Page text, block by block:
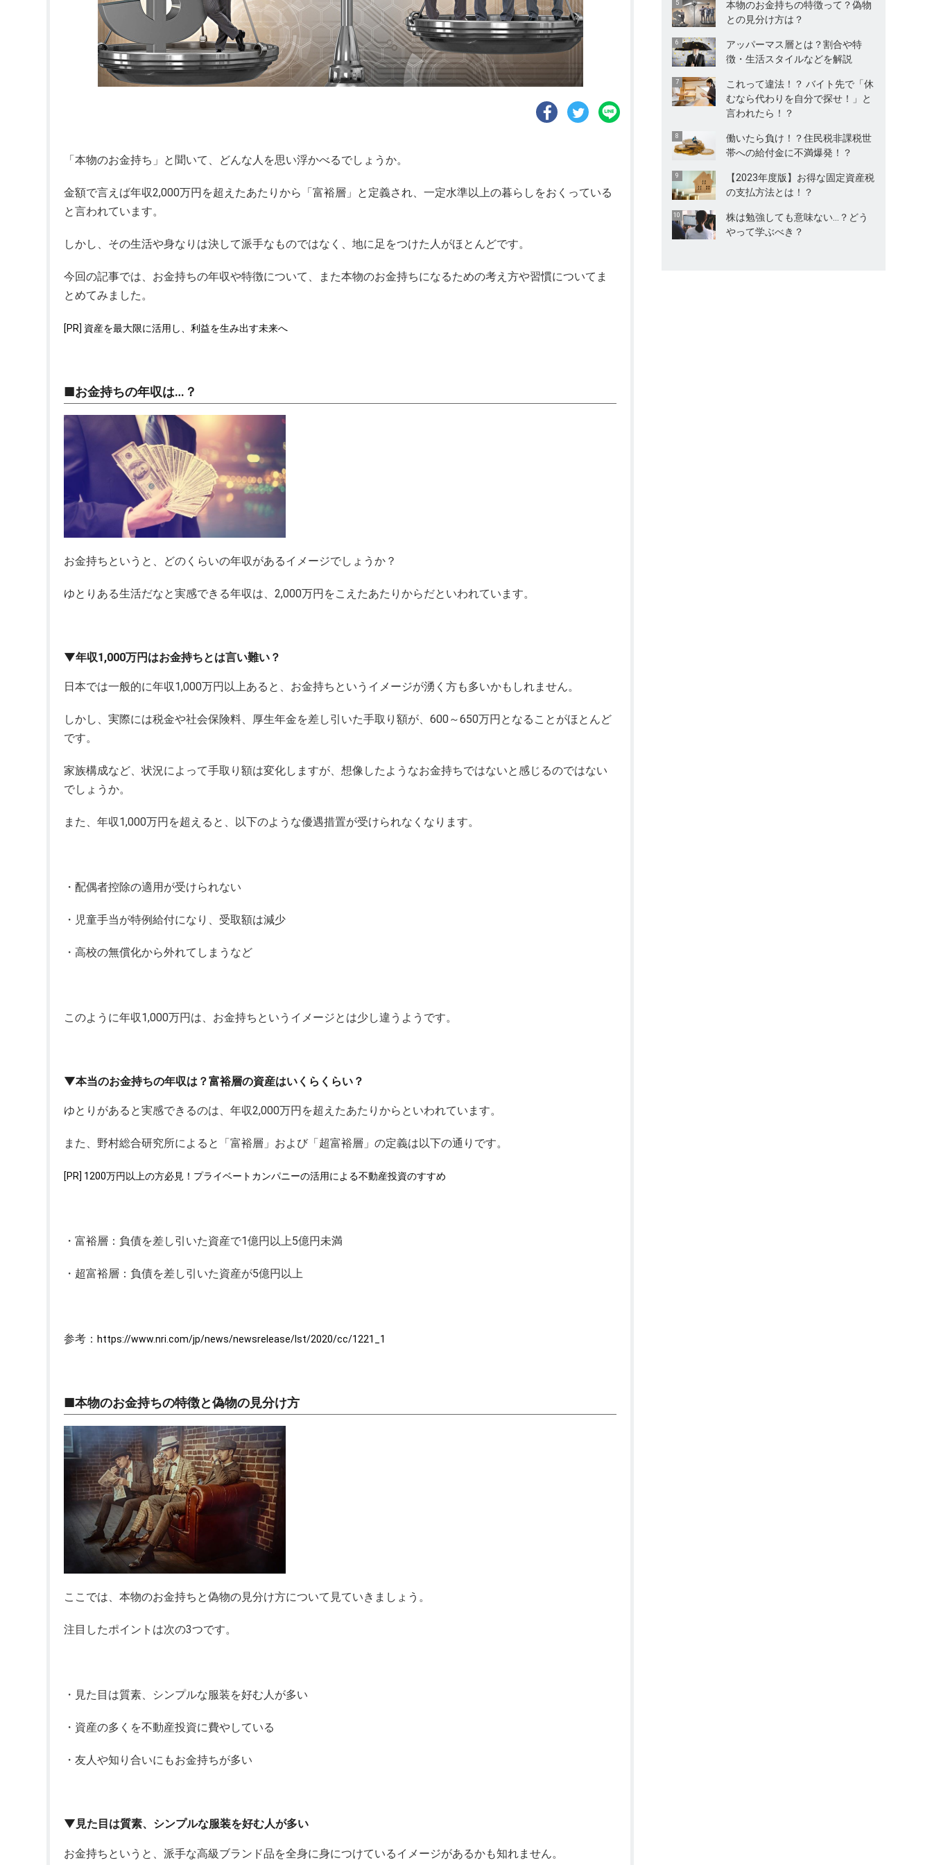
「本物のお金持ち」と聞いて、どんな人を思い浮かべるでしょうか。
金額で言えば年収2,000万円を超えたあたりから「富裕層」と定義され、一定水準以上の暮らしをおくっている
と言われています。
しかし、その生活や身なりは決して派手なものではなく、地に足をつけた人がほとんどです。
今回の記事では、お金持ちの年収や特徴について、また本物のお金持ちになるための考え方や習慣についてま
とめてみました。
[PR] 資産を最大限に活用し、利益を生み出す未来へ
■お金持ちの年収は…？
お金持ちというと、どのくらいの年収があるイメージでしょうか？
ゆとりある生活だなと実感できる年収は、2,000万円をこえたあたりからだといわれています。
▼年収1,000万円はお金持ちとは言い難い？
日本では一般的に年収1,000万円以上あると、お金持ちというイメージが湧く方も多いかもしれません。
しかし、実際には税金や社会保険料、厚生年金を差し引いた手取り額が、600～650万円となることがほとんど
です。
家族構成など、状況によって手取り額は変化しますが、想像したようなお金持ちではないと感じるのではない
でしょうか。
また、年収1,000万円を超えると、以下のような優遇措置が受けられなくなります。
・配偶者控除の適用が受けられない
・児童手当が特例給付になり、受取額は減少
・高校の無償化から外れてしまうなど
このように年収1,000万円は、お金持ちというイメージとは少し違うようです。
▼本当のお金持ちの年収は？富裕層の資産はいくらくらい？
ゆとりがあると実感できるのは、年収2,000万円を超えたあたりからといわれています。
また、野村総合研究所によると「富裕層」および「超富裕層」の定義は以下の通りです。
[PR] 1200万円以上の方必見！プライベートカンパニーの活用による不動産投資のすすめ
・富裕層：負債を差し引いた資産で1億円以上5億円未満
・超富裕層：負債を差し引いた資産が5億円以上
参考：https://www.nri.com/jp/news/newsrelease/lst/2020/cc/1221_1
■本物のお金持ちの特徴と偽物の見分け方
ここでは、本物のお金持ちと偽物の見分け方について見ていきましょう。
注目したポイントは次の3つです。
・見た目は質素、シンプルな服装を好む人が多い
・資産の多くを不動産投資に費やしている
・友人や知り合いにもお金持ちが多い
▼見た目は質素、シンプルな服装を好む人が多い
お金持ちというと、派手な高級ブランド品を全身に身につけているイメージがあるかも知れません。
本物のお金持ちの特徴って？偽物
との見分け方は？
アッパーマス層とは？割合や特
徴・生活スタイルなどを解説
これって違法！？ バイト先で「休
むなら代わりを自分で探せ！」と
言われたら！？
働いたら負け！？住民税非課税世
帯への給付金に不満爆発！？
【2023年度版】お得な固定資産税
の支払方法とは！？
株は勉強しても意味ない…？どう
やって学ぶべき？